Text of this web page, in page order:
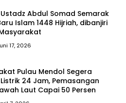
Abdul Somad Semarak
Islam 1448 Hijriah, dibanjiri
17, 2026
Pulau Mendol Segera
24 Jam, Pemasangan
Laut Capai 50 Persen